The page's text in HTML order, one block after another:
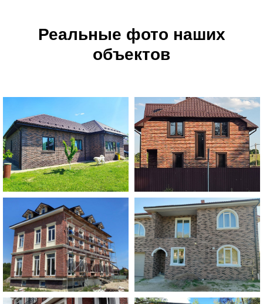
Реальные фото наших
объектов